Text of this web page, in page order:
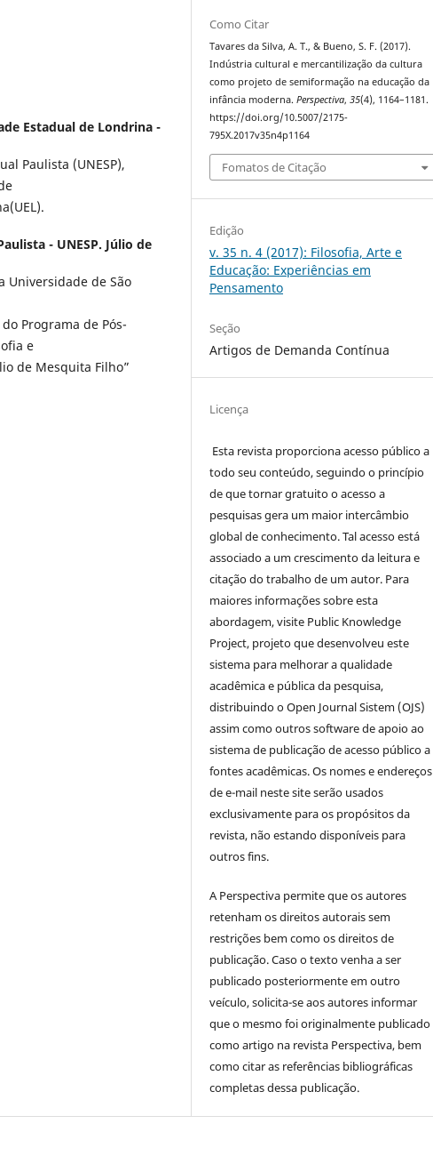
Estadual de Londrina -
Paulista (UNESP),
- UNESP. Júlio de
Universidade de São
Programa de Pós-
e
de Mesquita Filho”
Como Citar
Tavares da Silva, A. T., & Bueno, S. F. (2017).
Indústria cultural e mercantilização da cultura
como projeto de semiformação na educação da
infância moderna.Perspectiva,35(4), 1164–1181.
https://doi.org/10.5007/2175-
795X.2017v35n4p1164
Fomatos de Citação
Edição
v. 35 n. 4 (2017): Filosofia, Arte e
Educação: Experiências em
Pensamento
Seção
Artigos de Demanda Contínua
Licença
Esta revista proporciona acesso público a
todo seu conteúdo, seguindo o princípio
de que tornar gratuito o acesso a
pesquisas gera um maior intercâmbio
global de conhecimento. Tal acesso está
associado a um crescimento da leitura e
citação do trabalho de um autor. Para
maiores informações sobre esta
abordagem, visite Public Knowledge
Project, projeto que desenvolveu este
sistema para melhorar a qualidade
acadêmica e pública da pesquisa,
distribuindo o Open Journal Sistem (OJS)
assim como outros software de apoio ao
sistema de publicação de acesso público a
fontes acadêmicas. Os nomes e endereços
de e-mail neste site serão usados
exclusivamente para os propósitos da
revista, não estando disponíveis para
outros fins.
A Perspectiva permite que os autores
retenham os direitos autorais sem
restrições bem como os direitos de
publicação. Caso o texto venha a ser
publicado posteriormente em outro
veículo, solicita-se aos autores informar
que o mesmo foi originalmente publicado
como artigo na revista Perspectiva, bem
como citar as referências bibliográficas
completas dessa publicação.